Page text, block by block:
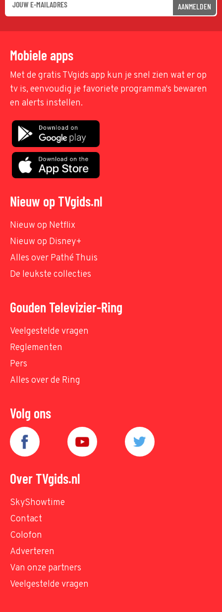
AANMELDEN
Mobiele apps
Met de gratis TVgids app kun je snel zien wat er op
tv is, eenvoudig je favoriete programma's bewaren
en alerts instellen.
Nieuw op TVgids.nl
Nieuw op Netflix
Nieuw op Disney+
Alles over Pathé Thuis
De leukste collecties
Gouden Televizier-Ring
Veelgestelde vragen
Reglementen
Pers
Alles over de Ring
Volg ons
Over TVgids.nl
SkyShowtime
Contact
Colofon
Adverteren
Van onze partners
Veelgestelde vragen